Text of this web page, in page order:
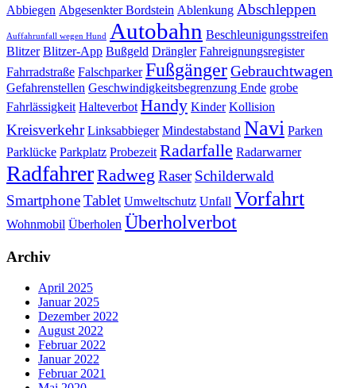
Abbiegen Abgesenkter Bordstein Ablenkung Abschleppen
Auffahrunfall wegen Hund Autobahn Beschleunigungsstreifen
Blitzer Blitzer-App Bußgeld Drängler Fahreignungsregister
Fahrradstraße Falschparker FußgängerGebrauchtwagen
Gefahrenstellen Geschwindigkeitsbegrenzung Ende grobe
Fahrlässigkeit Halteverbot Handy Kinder Kollision
Kreisverkehr Linksabbieger Mindestabstand Navi Parken
Parklücke Parkplatz Probezeit Radarfalle Radarwarner
RadfahrerRadweg Raser Schilderwald
SmartphoneTablet Umweltschutz Unfall Vorfahrt
Wohnmobil Überholen Überholverbot
Archiv
April 2025
Januar 2025
Dezember 2022
August 2022
Februar 2022
Januar 2022
Februar 2021